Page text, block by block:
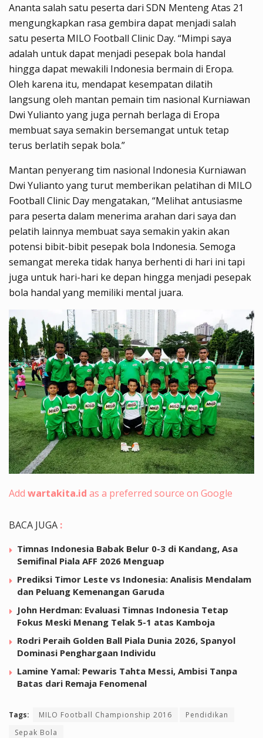
Ananta salah satu peserta dari SDN Menteng Atas 21
mengungkapkan rasa gembira dapat menjadi salah
satu peserta MILO Football Clinic Day. “Mimpi saya
adalah untuk dapat menjadi pesepak bola handal
hingga dapat mewakili Indonesia bermain di Eropa.
Oleh karena itu, mendapat kesempatan dilatih
langsung oleh mantan pemain tim nasional Kurniawan
Dwi Yulianto yang juga pernah berlaga di Eropa
membuat saya semakin bersemangat untuk tetap
terus berlatih sepak bola.”
Mantan penyerang tim nasional Indonesia Kurniawan
Dwi Yulianto yang turut memberikan pelatihan di MILO
Football Clinic Day mengatakan, “Melihat antusiasme
para peserta dalam menerima arahan dari saya dan
pelatih lainnya membuat saya semakin yakin akan
potensi bibit-bibit pesepak bola Indonesia. Semoga
semangat mereka tidak hanya berhenti di hari ini tapi
juga untuk hari-hari ke depan hingga menjadi pesepak
bola handal yang memiliki mental juara.
Add wartakita.id as a preferred source on Google
BACA JUGA :
Timnas Indonesia Babak Belur 0-3 di Kandang, Asa
Semifinal Piala AFF 2026 Menguap
Prediksi Timor Leste vs Indonesia: Analisis Mendalam
dan Peluang Kemenangan Garuda
John Herdman: Evaluasi Timnas Indonesia Tetap
Fokus Meski Menang Telak 5-1 atas Kamboja
Rodri Peraih Golden Ball Piala Dunia 2026, Spanyol
Dominasi Penghargaan Individu
Lamine Yamal: Pewaris Tahta Messi, Ambisi Tanpa
Batas dari Remaja Fenomenal
Tags: MILO Football Championship 2016
Pendidikan
Sepak Bola